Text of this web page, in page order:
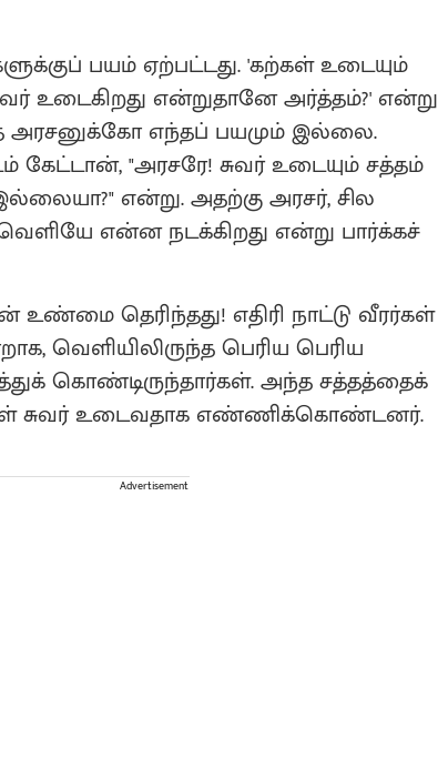
பயம் ஏற்பட்டது. 'கற்கள் உடையும்
உடைகிறது என்றுதானே அர்த்தம்?' என்று
எந்தப் பயமும் இல்லை.
"அரசரே! சுவர் உடையும் சத்தம்
என்று. அதற்கு அரசர், சில
என்ன நடக்கிறது என்று பார்க்கச்
தெரிந்தது! எதிரி நாட்டு வீரர்கள்
வெளியிலிருந்த பெரிய பெரிய
கொண்டிருந்தார்கள். அந்த சத்தத்தைக்
சுவர் உடைவதாக எண்ணிக்கொண்டனர்.
Advertisement